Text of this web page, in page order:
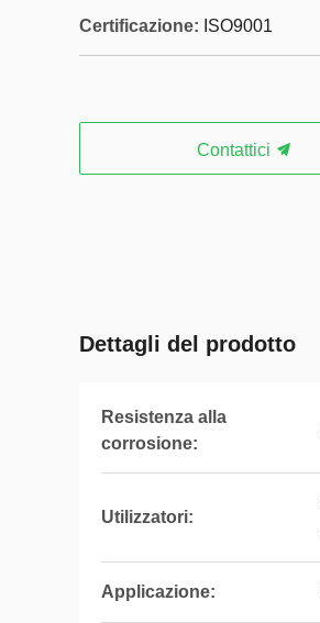
Certificazione: ISO9001
Contattici
Dettagli del prodotto
Resistenza alla
corrosione:
Utilizzatori:
Applicazione: